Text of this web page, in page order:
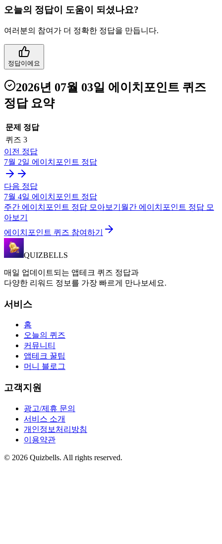
오늘의 정답이 도움이 되셨나요?
여러분의 참여가 더 정확한 정답을 만듭니다.
정답이에요
2026년 07월 03일 에이치포인트 퀴즈
정답 요약
문제
정답
퀴즈 3
이전 정답
7월 2일 에이치포인트 정답
다음 정답
7월 4일 에이치포인트 정답
주간 에이치포인트 정답 모아보기 월간 에이치포인트 정답 모
아보기
에이치포인트 퀴즈 참여하기
QUIZBELLS
매일 업데이트되는 앱테크 퀴즈 정답과
다양한 리워드 정보를 가장 빠르게 만나보세요.
서비스
홈
오늘의 퀴즈
커뮤니티
앱테크 꿀팁
머니 블로그
고객지원
광고/제휴 문의
서비스 소개
개인정보처리방침
이용약관
© 2026 Quizbells. All rights reserved.